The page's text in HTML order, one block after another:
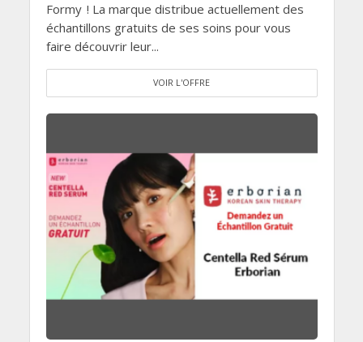
Formy ! La marque distribue actuellement des
échantillons gratuits de ses soins pour vous
faire découvrir leur...
VOIR L'OFFRE